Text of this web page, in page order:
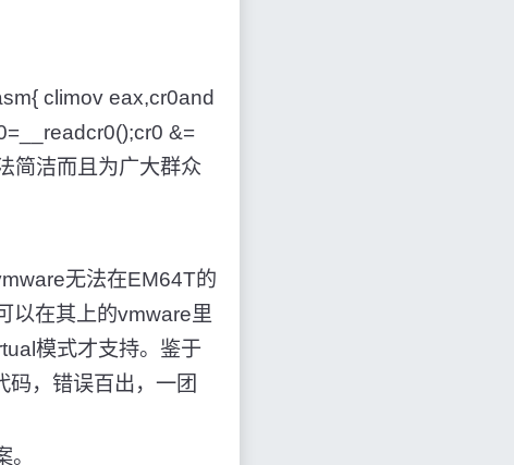
climov eax,cr0and
&=
简洁而且为广大群众
无法在EM64T的
以在其上的vmware里
模式才支持。鉴于
，错误百出，一团